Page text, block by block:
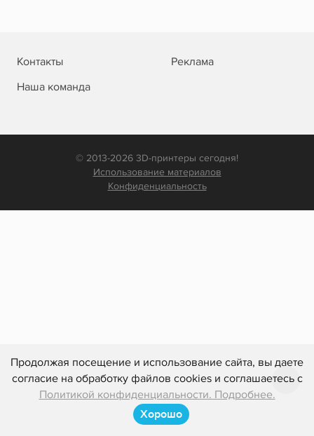
Продолжая посещение и использование сайта, вы даете
согласие на обработку файлов cookies и соглашаетесь с
Политикой конфиденциальности. Подробнее.
Хорошо
Контакты
Реклама
Наша команда
© 2013-2026 3D-принтеры сегодня!
Использование материалов
Конфиденциальность